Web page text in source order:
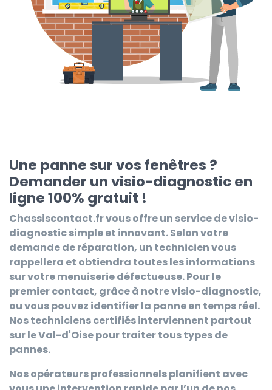
Une panne sur vos fenêtres ?
Demander un visio-diagnostic en
ligne 100% gratuit !
Chassiscontact.frvous offre un service de visio-
diagnostic simple et innovant. Selon votre
demande de réparation, un technicien vous
rappellera et obtiendra toutes les informations
sur votre menuiserie défectueuse. Pour le
premier contact, grâce à notre visio-diagnostic,
ou vous pouvez identifier la panne en temps réel.
Nos techniciens certifiés interviennent partout
sur le Val-d'Oise pour traiter tous types de
pannes.
Nos opérateurs professionnels planifient avec